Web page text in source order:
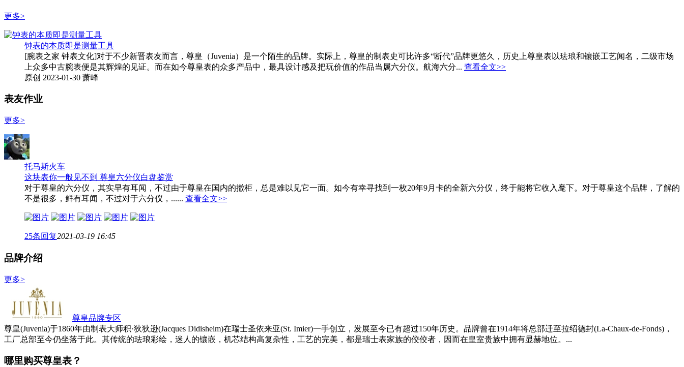
更多>
钟表的本质即是测量工具
[腕表之家 钟表文化]对于不少新晋表友而言，尊皇（Juvenia）是一个陌生的品牌。实际上，尊皇的制表史可比许多“断代”品牌更悠久，历史上尊皇表以珐琅和镶嵌工艺闻名，二级市场
上众多中古腕表便是其辉煌的见证。而在如今尊皇表的众多产品中，最具设计感及把玩价值的作品当属六分仪。航海六分... 查看全文>>
原创 2023-01-30 萧峰
表友作业
更多>
托马斯火车
这块表你一般见不到 尊皇六分仪白盘鉴赏
对于尊皇的六分仪，其实早有耳闻，不过由于尊皇在国内的撤柜，总是难以见它一面。如今有幸寻找到一枚20年9月卡的全新六分仪，终于能将它收入麾下。对于尊皇这个品牌，了解的
不是很多，鲜有耳闻，不过对于六分仪，...... 查看全文>>
25条回复2021-03-19 16:45
品牌介绍
更多>
尊皇品牌专区
尊皇(Juvenia)于1860年由制表大师积·狄狄逊(Jacques Didisheim)在瑞士圣依来亚(St. Imier)一手创立，发展至今已有超过150年历史。品牌曾在1914年将总部迁至拉绍德封(La-Chaux-de-Fonds)，
工厂总部至今仍坐落于此。其传统的珐琅彩绘，迷人的镶嵌，机芯结构高复杂性，工艺的完美，都是瑞士表家族的佼佼者，因而在皇室贵族中拥有显赫地位。...
哪里购买尊皇表？